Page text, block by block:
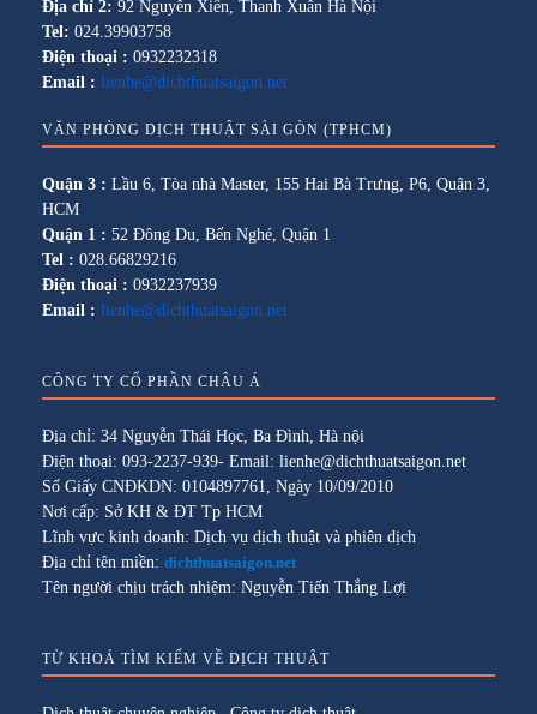
Địa chỉ 2: 92 Nguyễn Xiển, Thanh Xuân Hà Nội
Tel: 024.39903758
Điện thoại : 0932232318
Email : lienhe@dichthuatsaigon.net
VĂN PHÒNG DỊCH THUẬT SÀI GÒN (TPHCM)
Quận 3 : Lầu 6, Tòa nhà Master, 155 Hai Bà Trưng, P6, Quận 3,
HCM
Quận 1 : 52 Đông Du, Bến Nghé, Quận 1
Tel : 028.66829216
Điện thoại : 0932237939
Email : lienhe@dichthuatsaigon.net
CÔNG TY CỔ PHẦN CHÂU Á
Địa chỉ: 34 Nguyễn Thái Học, Ba Đình, Hà nội
Điện thoại: 093-2237-939- Email: lienhe@dichthuatsaigon.net
Số Giấy CNĐKDN: 0104897761, Ngày 10/09/2010
Nơi cấp: Sở KH & ĐT Tp HCM
Lĩnh vực kinh doanh: Dịch vụ dịch thuật và phiên dịch
Địa chỉ tên miền: dichthuatsaigon.net
Tên người chịu trách nhiệm: Nguyễn Tiến Thắng Lợi
TỪ KHOÁ TÌM KIẾM VỀ DỊCH THUẬT